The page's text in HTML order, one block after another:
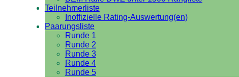
Teilnehmerliste
Inoffizielle Rating-Auswertung(en)
Paarungsliste
Runde 1
Runde 2
Runde 3
Runde 4
Runde 5